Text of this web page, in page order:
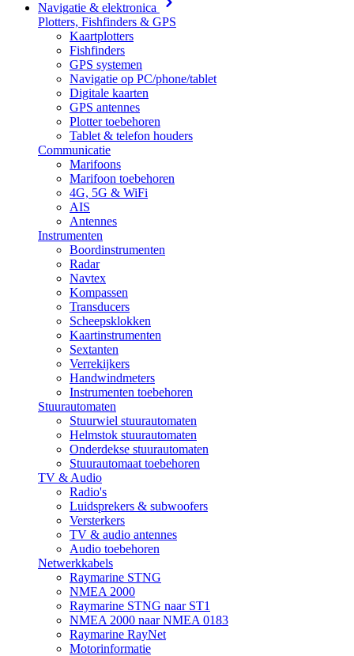
Navigatie & elektronica
Plotters, Fishfinders & GPS
Kaartplotters
Fishfinders
GPS systemen
Navigatie op PC/phone/tablet
Digitale kaarten
GPS antennes
Plotter toebehoren
Tablet & telefon houders
Communicatie
Marifoons
Marifoon toebehoren
4G, 5G & WiFi
AIS
Antennes
Instrumenten
Boordinstrumenten
Radar
Navtex
Kompassen
Transducers
Scheepsklokken
Kaartinstrumenten
Sextanten
Verrekijkers
Handwindmeters
Instrumenten toebehoren
Stuurautomaten
Stuurwiel stuurautomaten
Helmstok stuurautomaten
Onderdekse stuurautomaten
Stuurautomaat toebehoren
TV & Audio
Radio's
Luidsprekers & subwoofers
Versterkers
TV & audio antennes
Audio toebehoren
Netwerkkabels
Raymarine STNG
NMEA 2000
Raymarine STNG naar ST1
NMEA 2000 naar NMEA 0183
Raymarine RayNet
Motorinformatie